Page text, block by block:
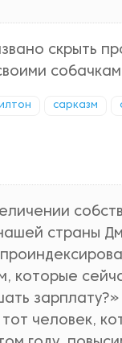
скрыть
сарказм
страны
которые
человек,